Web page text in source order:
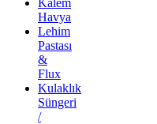
Kalem
Havya
Lehim
Pastası
&
Flux
Kulaklık
Süngeri
/